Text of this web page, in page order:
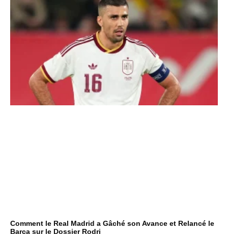
Comment le Real Madrid a Gâché son Avance et Relancé le
Barça sur le Dossier Rodri